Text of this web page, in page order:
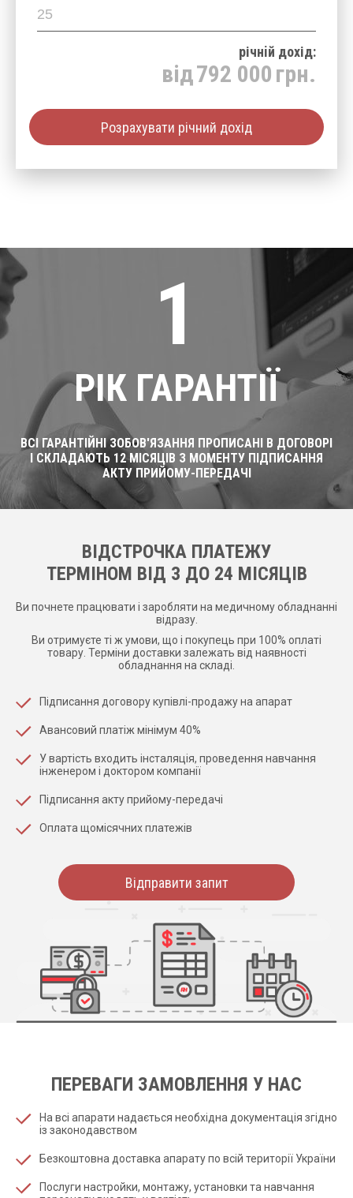
річнiй дохід:
від792 000 грн.
Розрахувати річний дохід
1
РІК ГАРАНТІЇ
ВСІ ГАРАНТІЙНІ ЗОБОВ'ЯЗАННЯ ПРОПИСАНІ В ДОГОВОРІ
І СКЛАДАЮТЬ 12 МІСЯЦІВ З МОМЕНТУ ПІДПИСАННЯ
АКТУ ПРИЙОМУ-ПЕРЕДАЧІ
ВІДСТРОЧКА ПЛАТЕЖУ
ТЕРМІНОМ ВІД 3 ДО 24 МІСЯЦІВ
Ви почнете працювати і заробляти на медичному обладнанні
відразу.
Ви отримуєте ті ж умови, що і покупець при 100% оплаті
товару. Терміни доставки залежать від наявності
обладнання на складі.
Підписання договору купівлі-продажу на апарат
Авансовий платіж мінімум 40%
У вартість входить інсталяція, проведення навчання
інженером і доктором компанії
Підписання акту прийому-передачі
Оплата щомісячних платежів
Відправити запит
ПЕРЕВАГИ ЗАМОВЛЕННЯ У НАС
На всі апарати надається необхідна документація згідно
із законодавством
Безкоштовна доставка апарату по всій території України
Послуги настройки, монтажу, установки та навчання